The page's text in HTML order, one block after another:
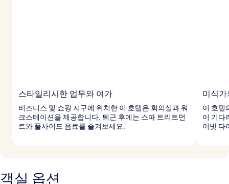
스타일리시한 업무와 여가
비즈니스 및 쇼핑 지구에 위치한 이 호텔은 회의실과 워
크스테이션을 제공합니다. 퇴근 후에는 스파 트리트먼
트와 풀사이드 음료를 즐겨보세요.
미식
이 호텔
이 기다
이빗 다
객실 옵션